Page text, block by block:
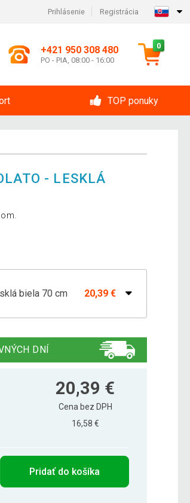
Prihlásenie Registrácia
+421 950 308 480
PO - PIA, 08:00 - 16:00
0
TOP ponuky
- LESKLÁ
biela 70 cm 20,39 €
biela 50 cm 12,40 €
lesklá biela
DNÍ
20,39 €
Cena bez DPH
16,58 €
Pridať do košíka